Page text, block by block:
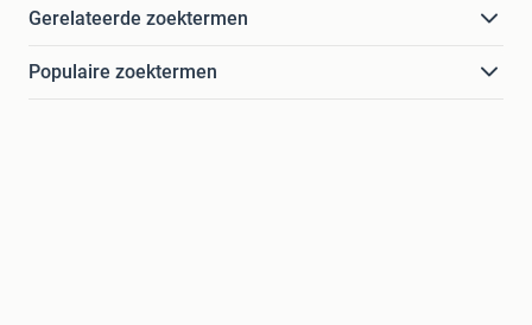
Gerelateerde zoektermen
Populaire zoektermen